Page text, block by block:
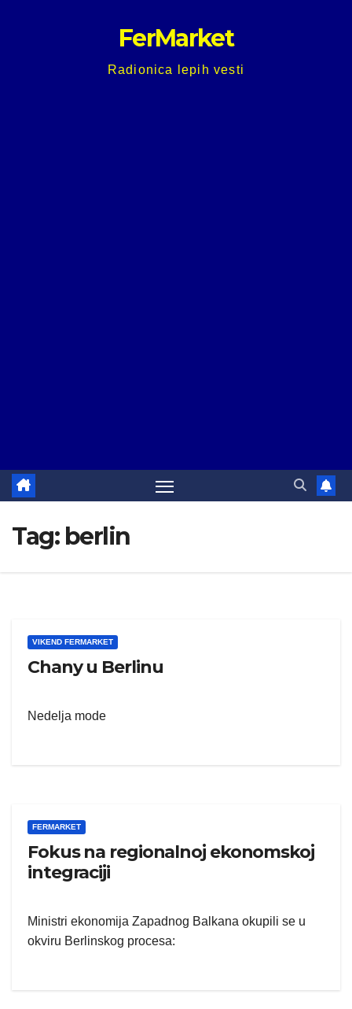
FerMarket
Radionica lepih vesti
Tag: berlin
VIKEND FERMARKET
Chany u Berlinu
Nedelja mode
FERMARKET
Fokus na regionalnoj ekonomskoj
integraciji
Ministri ekonomija Zapadnog Balkana okupili se u
okviru Berlinskog procesa: